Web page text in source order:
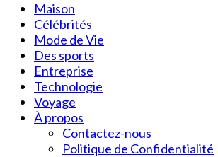
Maison
Célébrités
Mode de Vie
Des sports
Entreprise
Technologie
Voyage
À propos
Contactez-nous
Politique de Confidentialité